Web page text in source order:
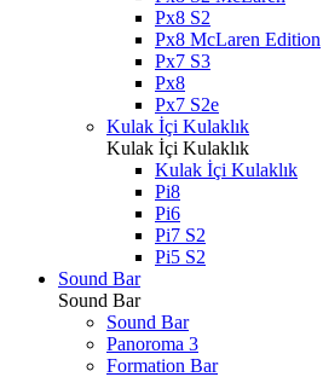
Px8 S2
Px8 McLaren Edition
Px7 S3
Px8
Px7 S2e
Kulak İçi Kulaklık
Kulak İçi Kulaklık
Kulak İçi Kulaklık
Pi8
Pi6
Pi7 S2
Pi5 S2
Sound Bar
Sound Bar
Sound Bar
Panoroma 3
Formation Bar